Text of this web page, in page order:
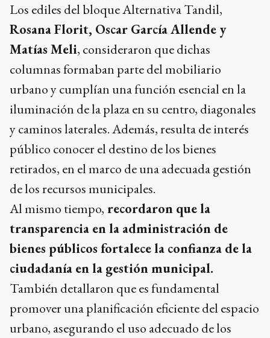
Los ediles del bloque Alternativa Tandil,
Rosana Florit, Oscar García Allende y
Matías Meli, consideraron que dichas
columnas formaban parte del mobiliario
urbano y cumplían una función esencial en la
iluminación de la plaza en su centro, diagonales
y caminos laterales. Además, resulta de interés
público conocer el destino de los bienes
retirados, en el marco de una adecuada gestión
de los recursos municipales.
Al mismo tiempo, recordaron que la
transparencia en la administración de
bienes públicos fortalece la confianza de la
ciudadanía en la gestión municipal.
También detallaron que es fundamental
promover una planificación eficiente del espacio
urbano, asegurando el uso adecuado de los